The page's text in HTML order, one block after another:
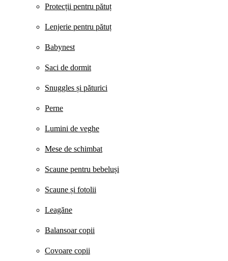
Protecții pentru pătuț
Lenjerie pentru pătuț
Babynest
Saci de dormit
Snuggles și păturici
Perne
Lumini de veghe
Mese de schimbat
Scaune pentru bebeluși
Scaune și fotolii
Leagăne
Balansoar copii
Covoare copii